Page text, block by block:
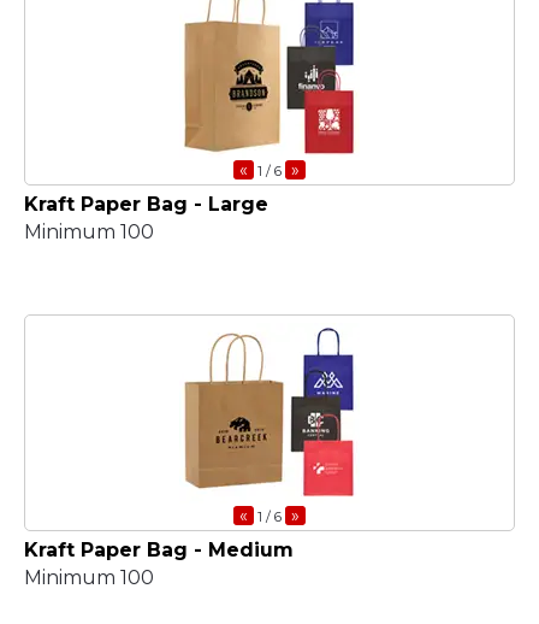
« 1 / 6 »
Kraft Paper Bag - Large
Minimum 100
« 1 / 6 »
Kraft Paper Bag - Medium
Minimum 100